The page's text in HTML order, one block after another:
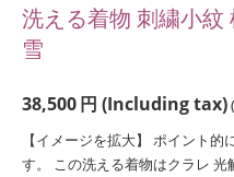
洗える着物 刺繍小紋
雪
38,500円 (Including tax)
【イメージを拡大】 ポイント
す。 この洗える着物はクラレ